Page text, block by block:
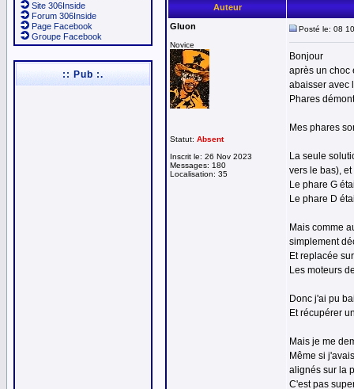
Site 306Inside
Forum 306Inside
Page Facebook
Groupe Facebook
:: Pub :.
Auteur
Gluon
Novice
Statut: Absent
Inscrit le: 26 Nov 2023
Messages: 180
Localisation: 35
Posté le: 08
Bonjour
après un choc
abaisser avec
Phares
Mes phares
La seule
vers le bas),
Le phare G
Le phare D
Mais comme
simplement
Et replacée
Les moteurs
Donc j'ai pu
Et récupérer
Mais je me
Même si
alignés sur la
C'est pas